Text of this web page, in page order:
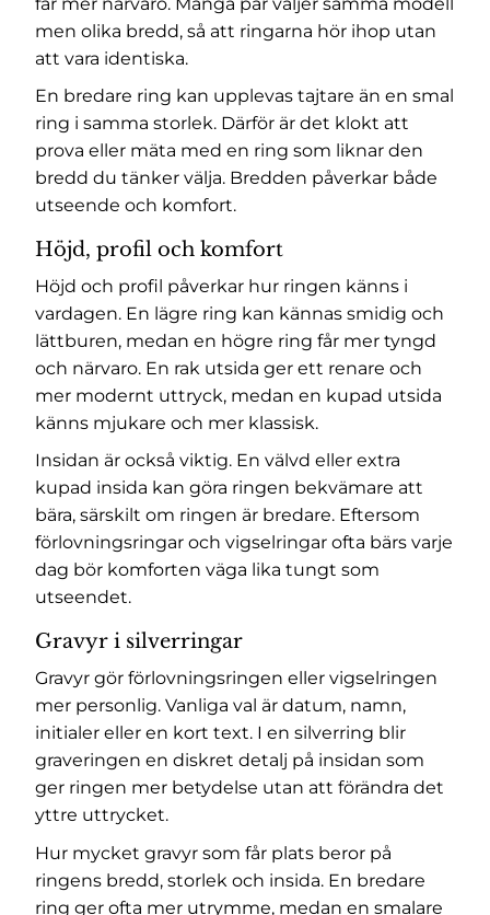
men olika bredd, så att ringarna hör ihop utan
att vara identiska.
En bredare ring kan upplevas tajtare än en smal
ring i samma storlek. Därför är det klokt att
prova eller mäta med en ring som liknar den
bredd du tänker välja. Bredden påverkar både
utseende och komfort.
Höjd, profil och komfort
Höjd och profil påverkar hur ringen känns i
vardagen. En lägre ring kan kännas smidig och
lättburen, medan en högre ring får mer tyngd
och närvaro. En rak utsida ger ett renare och
mer modernt uttryck, medan en kupad utsida
känns mjukare och mer klassisk.
Insidan är också viktig. En välvd eller extra
kupad insida kan göra ringen bekvämare att
bära, särskilt om ringen är bredare. Eftersom
förlovningsringar och vigselringar ofta bärs varje
dag bör komforten väga lika tungt som
utseendet.
Gravyr i silverringar
Gravyr gör förlovningsringen eller vigselringen
mer personlig. Vanliga val är datum, namn,
initialer eller en kort text. I en silverring blir
graveringen en diskret detalj på insidan som
ger ringen mer betydelse utan att förändra det
yttre uttrycket.
Hur mycket gravyr som får plats beror på
ringens bredd, storlek och insida. En bredare
ring ger ofta mer utrymme, medan en smalare